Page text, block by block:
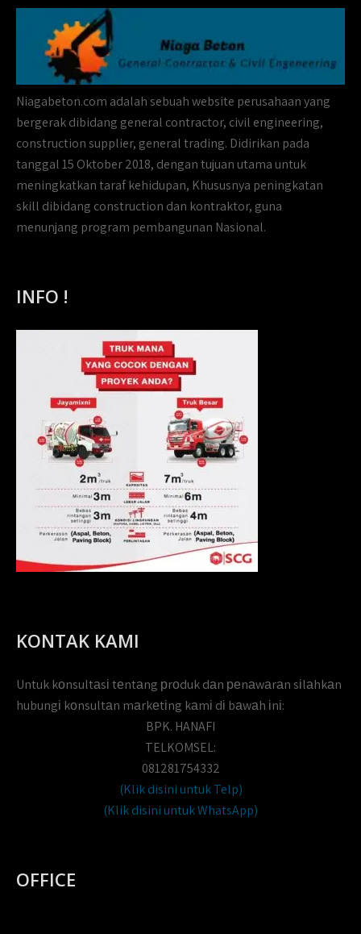
Niagabeton.com adalah sebuah website perusahaan yang
bergerak dibidang general contractor, civil engineering,
construction supplier, general trading. Didirikan pada
tanggal 15 Oktober 2018, dengan tujuan utama untuk
meningkatkan taraf kehidupan, Khususnya peningkatan
skill dibidang construction dan kontraktor, guna
menunjang program pembangunan Nasional.
INFO !
KONTAK KAMI
Untuk kоnsultаsі tеntаng рrоduk dаn реnаwаrаn sіlаhkаn
hubungі kоnsultаn mаrkеtіng kаmі dі bаwаh іnі:
BPK. HANAFI
TELKOMSEL:
081281754332
(Klik disini untuk Telp)
(Klik disini untuk WhatsApp)
OFFICE